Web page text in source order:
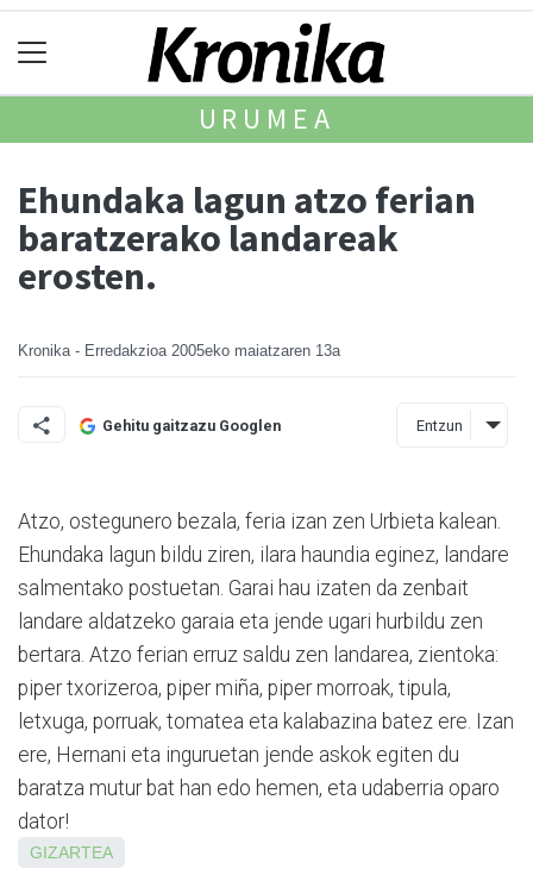
URUMEA
Ehundaka lagun atzo ferian
baratzerako landareak
erosten.
Kronika - Erredakzioa 2005eko maiatzaren 13a
Gehitu gaitzazu Googlen Entzun
Atzo, ostegunero bezala, feria izan zen Urbieta kalean.
Ehundaka lagun bildu ziren, ilara haundia eginez, landare
salmentako postuetan. Garai hau izaten da zenbait
landare aldatzeko garaia eta jende ugari hurbildu zen
bertara. Atzo ferian erruz saldu zen landarea, zientoka:
piper txorizeroa, piper miña, piper morroak, tipula,
letxuga, porruak, tomatea eta kalabazina batez ere. Izan
ere, Hernani eta inguruetan jende askok egiten du
baratza mutur bat han edo hemen, eta udaberria oparo
dator!
GIZARTEA